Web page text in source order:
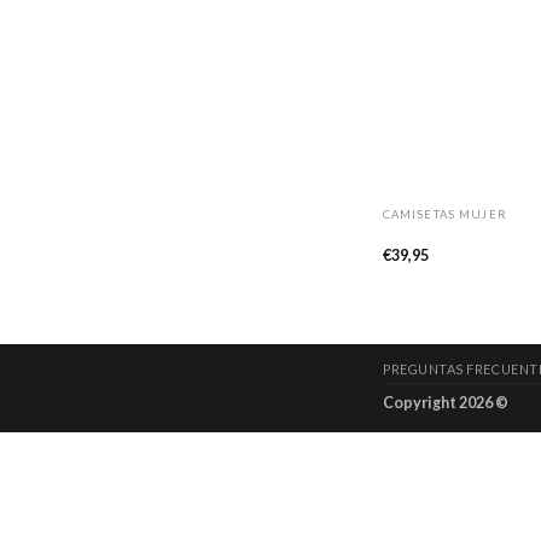
CAMISETAS MUJER
€39,95
PREGUNTAS
Copyright 2026 ©